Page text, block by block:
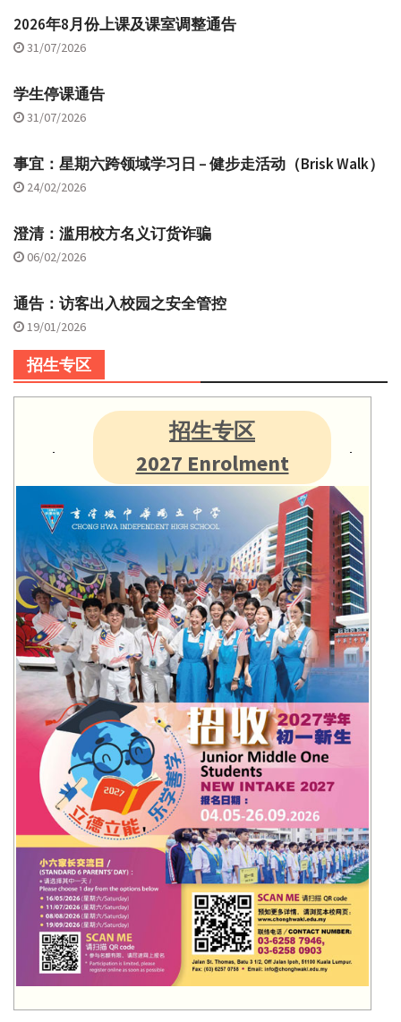
2026年8月份上课及课室调整通告
31/07/2026
学生停课通告
31/07/2026
事宜：星期六跨领域学习日 – 健步走活动（Brisk Walk）
24/02/2026
澄清：滥用校方名义订货诈骗
06/02/2026
通告：访客出入校园之安全管控
19/01/2026
招生专区
招生专区
2027 Enrolment